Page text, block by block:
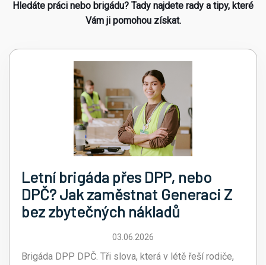
Hledáte práci nebo brigádu? Tady najdete rady a tipy, které
Vám ji pomohou získat.
Letní brigáda přes DPP, nebo
DPČ? Jak zaměstnat Generaci Z
bez zbytečných nákladů
03.06.2026
Brigáda DPP DPČ. Tři slova, která v létě řeší rodiče,